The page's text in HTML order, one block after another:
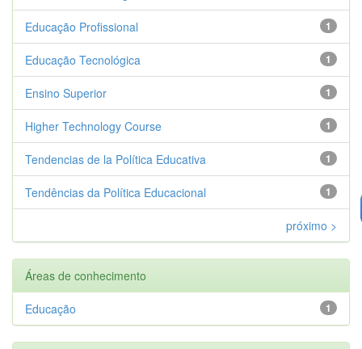
1
Educação Profissional
1
Educação Tecnológica
1
Ensino Superior
1
Higher Technology Course
1
Tendencias de la Política Educativa
1
Tendências da Política Educacional
próximo >
Áreas de conhecimento
1
Educação